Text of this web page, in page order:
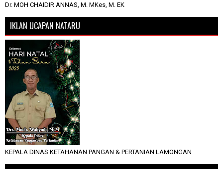
Dr. MOH CHAIDIR ANNAS, M. MKes, M. EK
IKLAN UCAPAN NATARU
KEPALA DINAS KETAHANAN PANGAN & PERTANIAN LAMONGAN